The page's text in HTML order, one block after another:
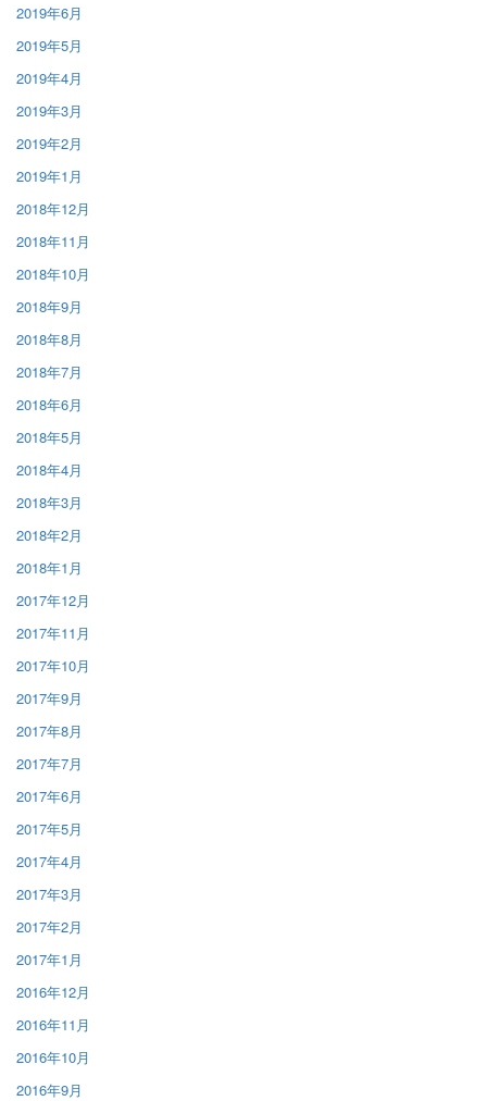
2019年6月
2019年5月
2019年4月
2019年3月
2019年2月
2019年1月
2018年12月
2018年11月
2018年10月
2018年9月
2018年8月
2018年7月
2018年6月
2018年5月
2018年4月
2018年3月
2018年2月
2018年1月
2017年12月
2017年11月
2017年10月
2017年9月
2017年8月
2017年7月
2017年6月
2017年5月
2017年4月
2017年3月
2017年2月
2017年1月
2016年12月
2016年11月
2016年10月
2016年9月